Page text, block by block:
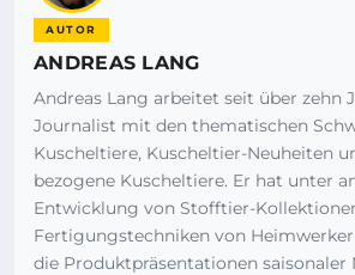
AUTOR
ANDREAS LANG
Andreas Lang arbeitet seit über zehn
Journalist mit den thematischen
Kuscheltiere, Kuscheltier-Neuheiten
bezogene Kuscheltiere. Er hat unter
Entwicklung von Stofftier-
Fertigungstechniken von
die Produktpräsentationen saisonaler